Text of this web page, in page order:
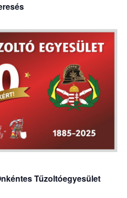
Tűzoltóegyesület